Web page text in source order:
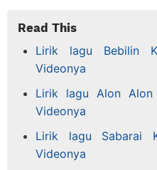
Read This
Lirik lagu Bebilin
Videonya
Lirik lagu Alon Alon
Videonya
Lirik lagu Sabarai
Videonya